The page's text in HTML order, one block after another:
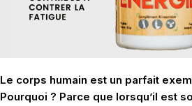
Le corps humain est un parfait
Pourquoi ? Parce que lorsqu’il est